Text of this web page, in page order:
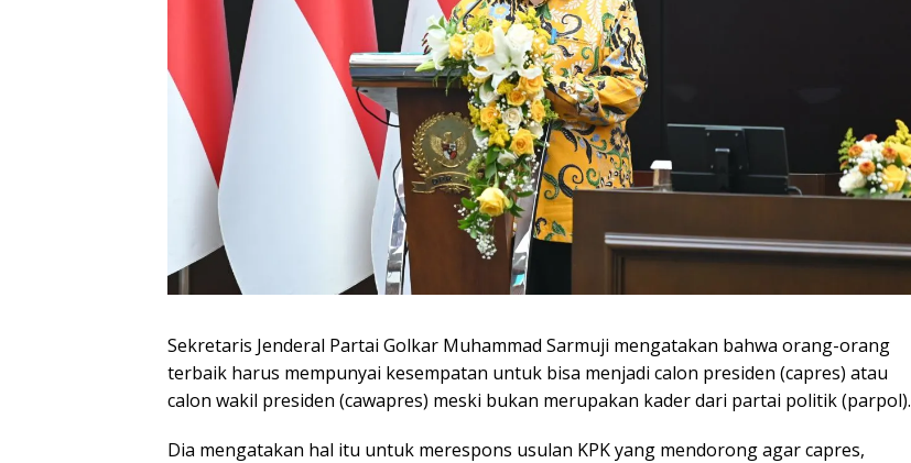
Sekretaris Jenderal Partai Golkar Muhammad Sarmuji mengatakan bahwa orang-orang
terbaik harus mempunyai kesempatan untuk bisa menjadi calon presiden (capres) atau
calon wakil presiden (cawapres) meski bukan merupakan kader dari partai politik (parpol).
Dia mengatakan hal itu untuk merespons usulan KPK yang mendorong agar capres,